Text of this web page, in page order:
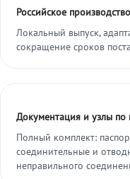
Российское производство
Локальный выпуск,
сокращение сроков
Документация и узлы по
Полный комплект:
соединительные и
неправильного